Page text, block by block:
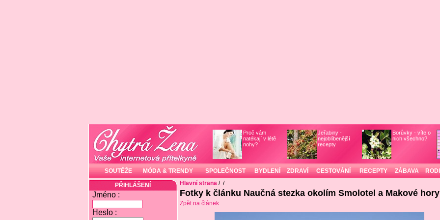
Proč vám
natékají v létě
nohy?
Jeřabiny -
nejoblíbenější
recepty
Borůvky - víte o
nich všechno?
SOUTĚŽE MÓDA & TRENDY SPOLEČNOST BYDLENÍ ZDRAVÍ CESTOVÁNÍ RECEPTY ZÁBAVA
PŘIHLÁŠENÍ
Jméno :
Heslo :
Hlavní strana/ /
Fotky k článku Naučná stezka okolím Smolotel a Makové hory
Zpět na článek